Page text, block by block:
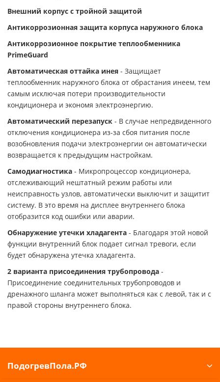
Внешний корпус с тройной защитой
Антикоррозионная защита корпуса наружного блока
Антикоррозионное покрытие теплообменника
PrimeGuard
Автоматическая оттайка инея - Защищает
теплообменник наружного блока от обрастания инеем, тем
самым исключая потери производительности
кондиционера и экономя электроэнергию.
Автоматический перезапуск - В случае непредвиденного
отключения кондиционера из-за сбоя питания после
возобновления подачи электроэнергии он автоматически
возвращается к предыдущим настройкам.
Самодиагностика - Микропроцессор кондиционера,
отслеживающий нештатный режим работы или
неисправность узлов, автоматически выключит и защитит
систему. В это время на дисплее внутреннего блока
отобразится код ошибки или аварии.
Обнаружение утечки хладагента - Благодаря этой новой
функции внутренний блок подает сигнал тревоги, если
будет обнаружена утечка хладагента.
2 варианта присоединения трубопровода -
Присоединение соединительных трубопроводов и
дренажного шланга может выполняться как с левой, так и с
правой стороны внутреннего блока.
ПодогревПола.РФ